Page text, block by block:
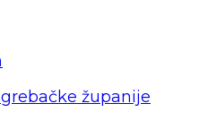
županije